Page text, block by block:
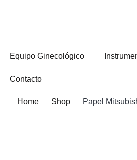
Equipo Ginecológico
Contacto
Home Shop Papel